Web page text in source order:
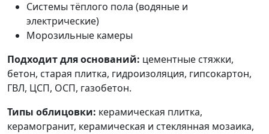
Системы тёплого пола (водяные и
электрические)
Морозильные камеры
Подходит для оснований: цементные стяжки,
бетон, старая плитка, гидроизоляция, гипсокартон,
ГВЛ, ЦСП, ОСП, газобетон.
Типы облицовки: керамическая плитка,
керамогранит, керамическая и стеклянная мозаика,